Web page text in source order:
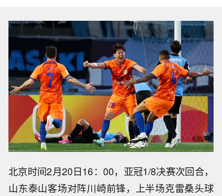
北京时间2月20日16：00，亚冠1/8决赛次回合，
山东泰山客场对阵川崎前锋，上半场克雷桑头球